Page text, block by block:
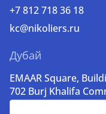
+7 812 718 36 18
kc@nikoliers.ru
Дубай
EMAAR Square,
702 Burj Khalifa